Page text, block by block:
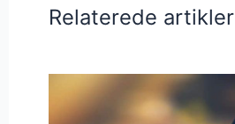
Relaterede artikler